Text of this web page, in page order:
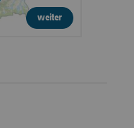
weiter